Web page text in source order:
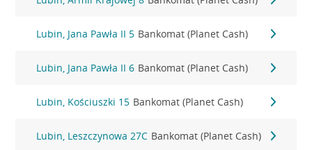
Lubin, Jana Pawła II 5 Bankomat (Planet Cash)
Lubin, Jana Pawła II 6 Bankomat (Planet Cash)
Lubin, Kościuszki 15 Bankomat (Planet Cash)
Lubin, Leszczynowa 27C Bankomat (Planet Cash)